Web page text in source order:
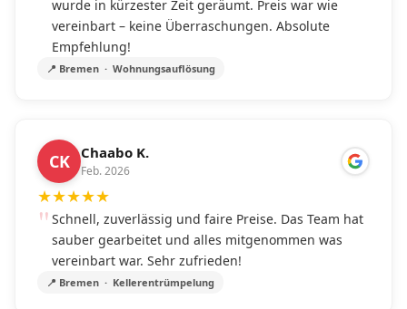
wurde in kürzester Zeit geräumt. Preis war wie
vereinbart – keine Überraschungen. Absolute
Empfehlung!
📍 Bremen · Wohnungsauflösung
CK Chaabo K.
Feb. 2026
★★★★★
Schnell, zuverlässig und faire Preise. Das Team hat
sauber gearbeitet und alles mitgenommen was
vereinbart war. Sehr zufrieden!
📍 Bremen · Kellerentrümpelung